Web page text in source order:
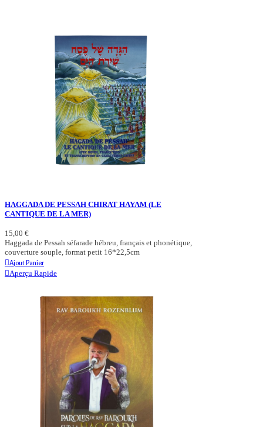
HAGGADA DE PESSAH CHIRAT HAYAM (LE
CANTIQUE DE LA MER)
15,00 €
Haggada de Pessah séfarade hébreu, français et phonétique,
couverture souple, format petit 16*22,5cm
Ajout Panier
Aperçu Rapide